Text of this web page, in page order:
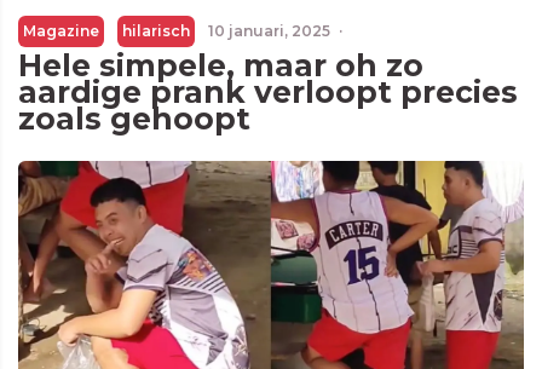
Magazine hilarisch 10 januari, 2025 ·
Hele simpele, maar oh zo
aardige prank verloopt precies
zoals gehoopt